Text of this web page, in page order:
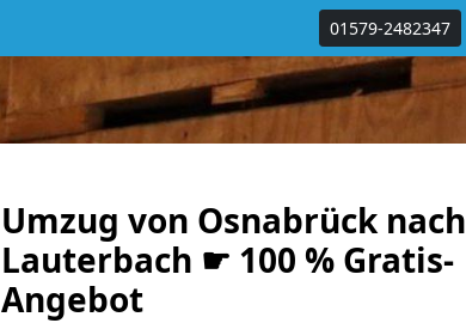
01579-2482347
Umzug von Osnabrück nach
Lauterbach ☛ 100 % Gratis-
Angebot